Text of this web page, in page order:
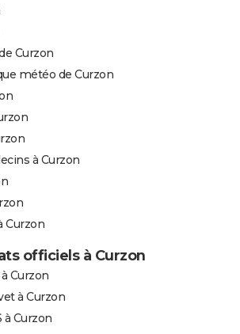
Curzon
météo de Curzon
à Curzon
Curzon
officiels à Curzon
Curzon
à Curzon
à Curzon